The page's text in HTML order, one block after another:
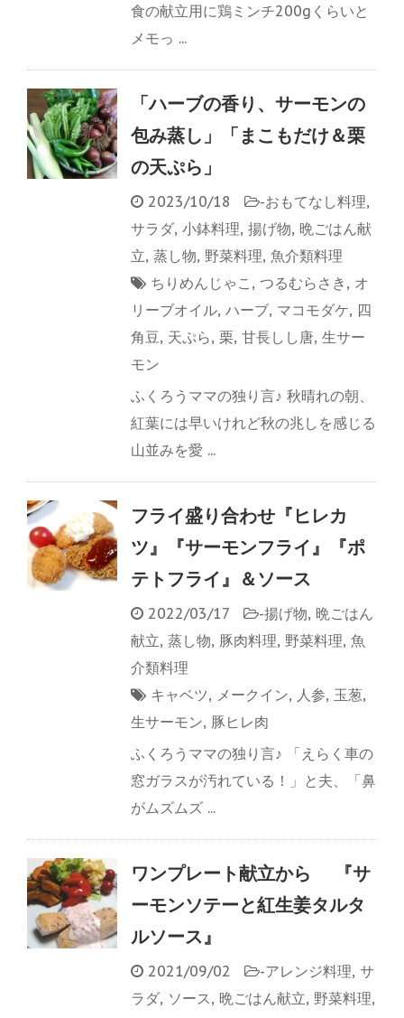
食の献立用に鶏ミンチ200gくらいと
メモっ ...
「ハーブの香り、サーモンの
包み蒸し」「まこもだけ＆栗
の天ぷら」
2023/10/18 -おもてなし料理,
サラダ, 小鉢料理, 揚げ物, 晩ごはん献
立, 蒸し物, 野菜料理, 魚介類料理
ちりめんじゃこ , つるむらさき , オ
リーブオイル, ハーブ, マコモダケ, 四
角豆, 天ぷら, 栗, 甘長しし唐, 生サー
モン
ふくろうママの独り言♪ 秋晴れの朝、
紅葉には早いけれど秋の兆しを感じる
山並みを愛 ...
フライ盛り合わせ『ヒレカ
ツ』『サーモンフライ』『ポ
テトフライ』＆ソース
2022/03/17 -揚げ物, 晩ごはん
献立, 蒸し物, 豚肉料理, 野菜料理, 魚
介類料理
キャベツ, メークイン, 人参, 玉葱,
生サーモン, 豚ヒレ肉
ふくろうママの独り言♪ 「えらく車の
窓ガラスが汚れている！」と夫、「鼻
がムズムズ ...
ワンプレート献立から 『サ
ーモンソテーと紅生姜タルタ
ルソース』
2021/09/02 -アレンジ料理, サ
ラダ, ソース , 晩ごはん献立, 野菜料理,